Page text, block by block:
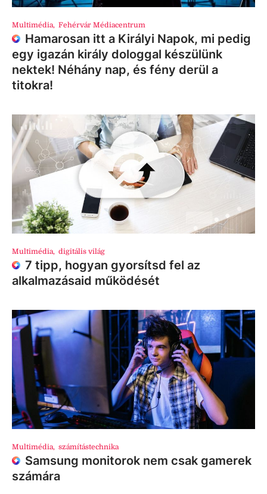
Multimédia, Fehérvár Médiacentrum
Hamarosan itt a Királyi Napok, mi pedig
egy igazán király dologgal készülünk
nektek! Néhány nap, és fény derül a
titokra!
Multimédia, digitális világ
7 tipp, hogyan gyorsítsd fel az
alkalmazásaid működését
Multimédia, számítástechnika
Samsung monitorok nem csak gamerek
számára